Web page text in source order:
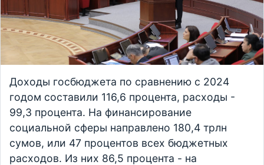
Доходы госбюджета по сравнению с 2024
годом составили 116,6 процента, расходы -
99,3 процента. На финансирование
социальной сферы направлено 180,4 трлн
сумов, или 47 процентов всех бюджетных
расходов. Из них 86,5 процента - на